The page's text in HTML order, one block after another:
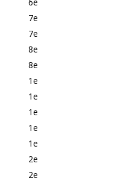
7e
7e
8e
8e
1e
1e
1e
1e
1e
2e
2e